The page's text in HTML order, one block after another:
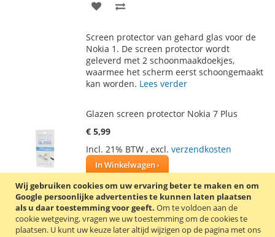
Wij gebruiken cookies om uw ervaring beter te maken en om
Google persoonlijke advertenties te kunnen laten plaatsen
als u daar toestemming voor geeft. Om te voldoen aan de
cookie wetgeving, vragen we uw toestemming om de cookies te
plaatsen. U kunt uw keuze later altijd wijzigen op de pagina met ons
VOEG
AAN
VERLANGLIJST
TE
VERGELIJKEN
Screen protector van gehard glas voor de
Nokia 1. De screen protector wordt
geleverd met 2 schoonmaakdoekjes,
waarmee het scherm eerst schoongemaakt
kan worden. Lees verder
Glazen screen protector Nokia 7 Plus
€ 5,99
Incl. 21% BTW , excl. verzendkosten
In Winkelwagen
VOEG
TOE
AAN
TOEVOEGEN
OM
TE
Screen protector van gehard glas voor de
Nokia 7 Plus. De screen protector wordt